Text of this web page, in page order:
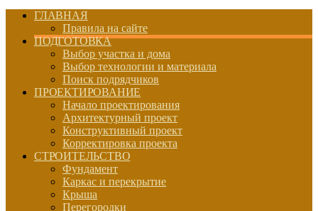
ГЛАВНАЯ
Правила на сайте
ПОДГОТОВКА
Выбор участка и дома
Выбор технологии и материала
Поиск подрядчиков
ПРОЕКТИРОВАНИЕ
Начало проектирования
Архитектурный проект
Конструктивный проект
Корректировка проекта
СТРОИТЕЛЬСТВО
Фундамент
Каркас и перекрытие
Крыша
Перегородки